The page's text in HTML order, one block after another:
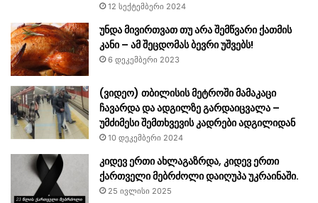
12 სექტემბერი 2024
უნდა მივირთვათ თუ არა შემწვარი ქათმის
კანი – ამ შეცდომას ბევრი უშვებს!
6 დეკემბერი 2023
(ვიდეო) თბილისის მეტროში მამაკაცი
ჩავარდა და ადგილზე გარდაიცვალა –
უმძიმესი შემთხვევის კადრები ადგილიდან
10 დეკემბერი 2024
კიდევ ერთი ახლაგაზრდა, კიდევ ერთი
ქართველი მებრძოლი დაიღუპა უკრაინაში.
25 ივლისი 2025